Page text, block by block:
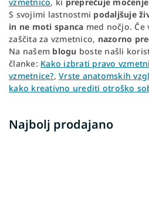
vzmetnico, ki preprečuje
S svojimi lastnostmi podaljšuje
in ne moti spanca med nočjo. Če
zaščita za vzmetnico, nazorno
Na našem blogu boste našli
članke: Kako izbrati pravo
vzmetnice?, Vrste anatomskih
kako kreativno urediti otroško
Najbolj prodajano